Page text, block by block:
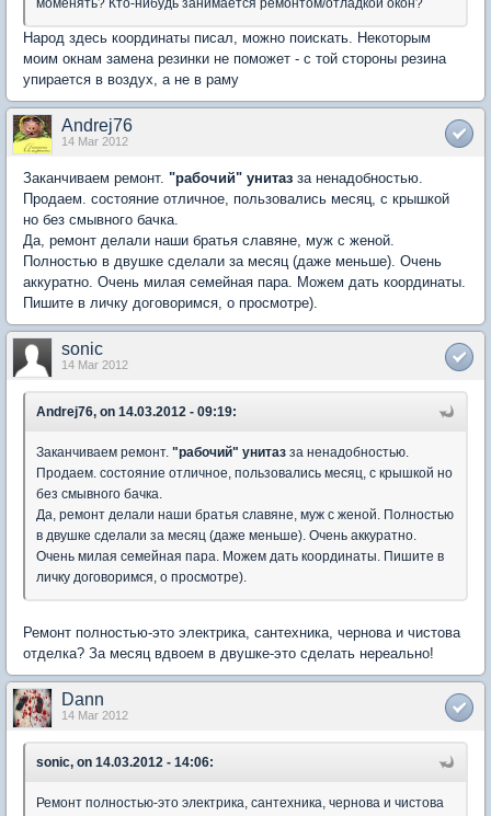
Народ здесь координаты писал, можно поискать. Некоторым
моим окнам замена резинки не поможет - с той стороны резина
упирается в воздух, а не в раму
Andrej76
14 Mar 2012
Заканчиваем ремонт. "рабочий" унитаз за ненадобностью.
Продаем. состояние отличное, пользовались месяц, с крышкой
но без смывного бачка.
Да, ремонт делали наши братья славяне, муж с женой.
Полностью в двушке сделали за месяц (даже меньше). Очень
аккуратно. Очень милая семейная пара. Можем дать координаты.
Пишите в личку договоримся, о просмотре).
sonic
14 Mar 2012
Andrej76, on 14.03.2012 - 09:19:
Заканчиваем ремонт. "рабочий" унитаз за ненадобностью.
Продаем. состояние отличное, пользовались месяц, с крышкой но
без смывного бачка.
Да, ремонт делали наши братья славяне, муж с женой. Полностью
в двушке сделали за месяц (даже меньше). Очень аккуратно.
Очень милая семейная пара. Можем дать координаты. Пишите в
личку договоримся, о просмотре).
Ремонт полностью-это электрика, сантехника, чернова и чистова
отделка? За месяц вдвоем в двушке-это сделать нереально!
Dann
14 Mar 2012
sonic, on 14.03.2012 - 14:06:
Ремонт полностью-это электрика, сантехника, чернова и чистова